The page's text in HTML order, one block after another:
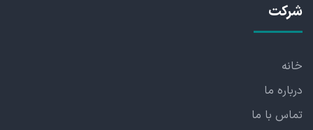
شرکت
خانه
درباره ما
تماس با ما